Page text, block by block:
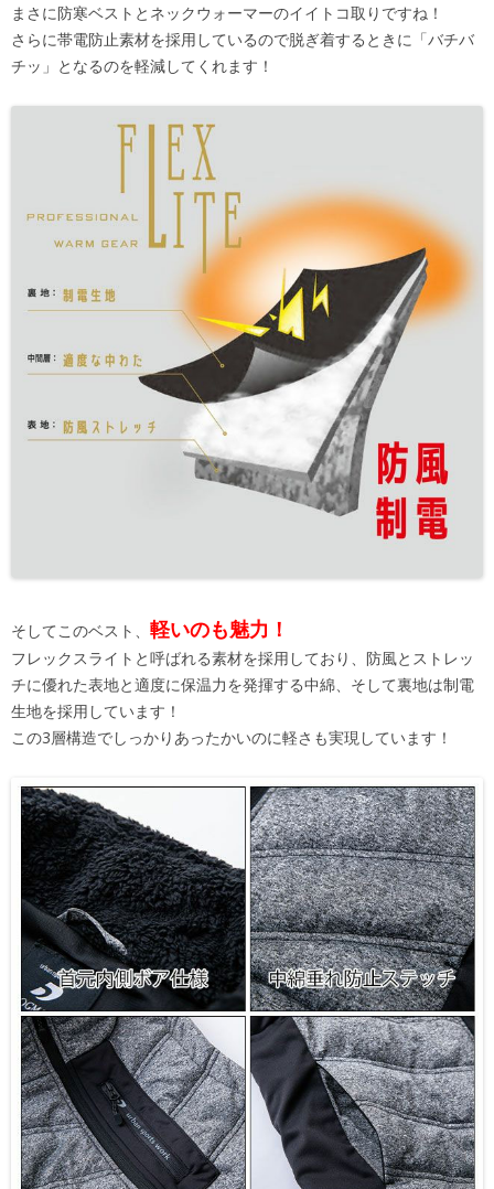
まさに防寒ベストとネックウォーマーのイイトコ取りですね！
さらに帯電防止素材を採用しているので脱ぎ着するときに「バチバ
チッ」となるのを軽減してくれます！
そしてこのベスト、 軽いのも魅力！
フレックスライトと呼ばれる素材を採用しており、防風とストレッ
チに優れた表地と適度に保温力を発揮する中綿、そして裏地は制電
生地を採用しています！
この3層構造でしっかりあったかいのに軽さも実現しています！